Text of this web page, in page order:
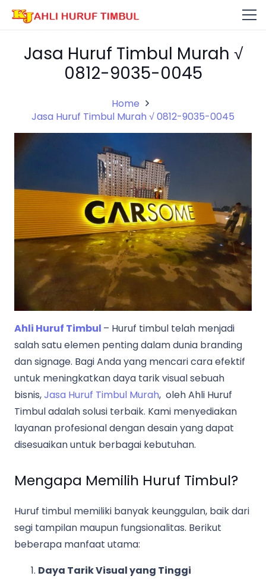
Jasa Huruf Timbul Murah √
0812-9035-0045
Home
Jasa Huruf Timbul Murah √ 0812-9035-0045
Ahli Huruf Timbul – Huruf timbul telah menjadi
salah satu elemen penting dalam dunia branding
dan signage. Bagi Anda yang mencari cara efektif
untuk meningkatkan daya tarik visual sebuah
bisnis,Jasa Huruf Timbul Murah, oleh Ahli Huruf
Timbul adalah solusi terbaik. Kami menyediakan
layanan profesional dengan desain yang dapat
disesuaikan untuk berbagai kebutuhan.
Mengapa Memilih Huruf Timbul?
Huruf timbul memiliki banyak keunggulan, baik dari
segi tampilan maupun fungsionalitas. Berikut
beberapa manfaat utama:
Daya Tarik Visual yang Tinggi